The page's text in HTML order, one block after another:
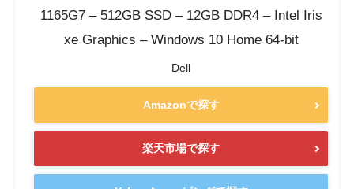
1165G7 – 512GB SSD – 12GB DDR4 – Intel Iris
xe Graphics – Windows 10 Home 64-bit
Dell
Amazonで探す
楽天市場で探す